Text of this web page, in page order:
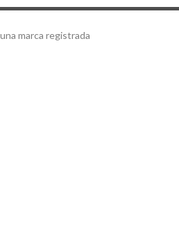
marca registrada